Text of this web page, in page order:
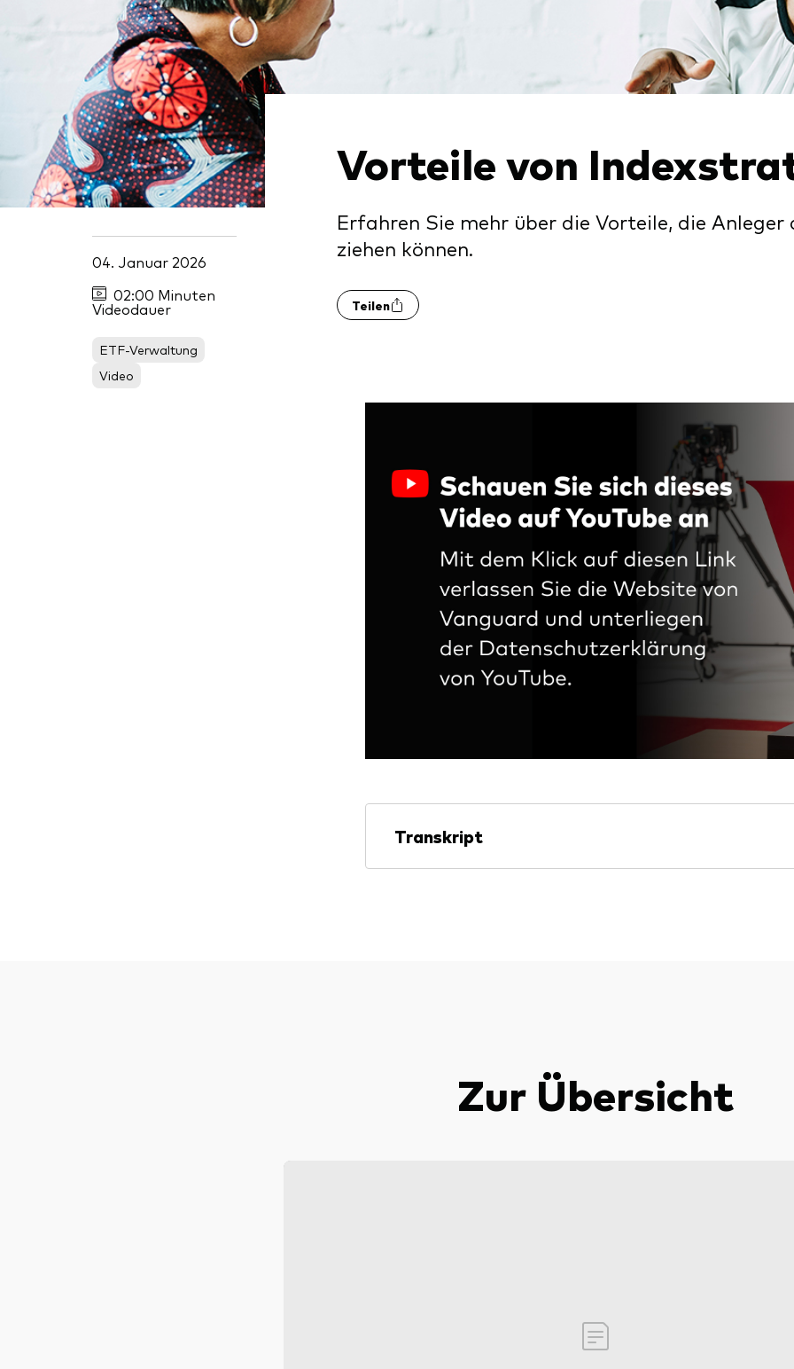
LifeStrategy
Modellportfolios
Money market
Marktvolatilität
Research
Vanguard Beratungsstudie
04. Januar 2026
02:00 Minuten
Videodauer
ETF-Verwaltung
Video
Vorteile von
Erfahren Sie mehr über die Vorteile, die Anleger
ziehen können.
Teilen
Transkript
Zur Übersicht